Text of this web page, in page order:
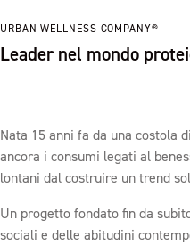
URBAN WELLNESS COMPANY®
Leader nel mondo
Nata 15 anni fa da una costola
ancora i consumi legati al
lontani dal costruire un trend
Un progetto fondato fin da
sociali e delle abitudini